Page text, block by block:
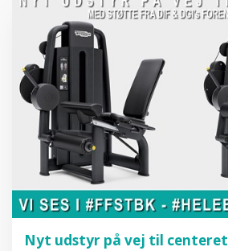
Nyt udstyr på vej til centeret